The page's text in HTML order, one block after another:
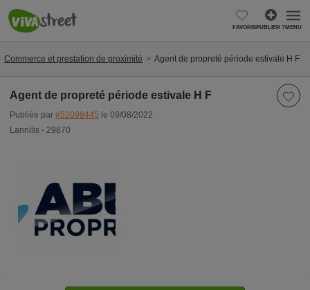
FAVORISPUBLIER ?MENU
Commerce et prestation de proximité Agent de propreté période estivale H F
Agent de propreté période estivale H F
Publiée par #52098445 le 09/08/2022
Lannilis - 29870